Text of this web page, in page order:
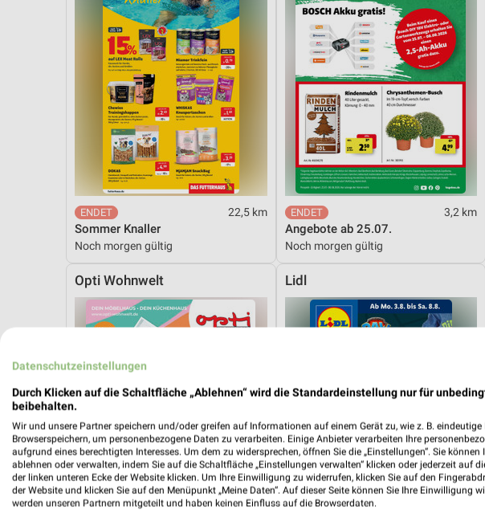
22,5 km
Sommer Knaller
Noch morgen gültig
3,2 km
Angebote ab 25.07.
Noch morgen gültig
Opti Wohnwelt Lidl
Datenschutzeinstellungen
Durch Klicken auf die Schaltfläche „Ablehnen“ wird die Standardeinstellung nur für
beibehalten.
Wir und unsere Partner speichern und/oder greifen auf Informationen auf einem Gerät zu, wie z. B. eindeutige
Browserspeichern, um personenbezogene Daten zu verarbeiten. Einige Anbieter verarbeiten Ihre
aufgrund eines berechtigten Interesses. Um dem zu widersprechen, öffnen Sie die „Einstellungen“. Sie
ablehnen oder verwalten, indem Sie auf die Schaltfläche „Einstellungen verwalten“ klicken oder jederzeit auf
der linken unteren Ecke der Website klicken. Um Ihre Einwilligung zu widerrufen, klicken Sie auf den
der Website und klicken Sie auf den Menüpunkt „Meine Daten“. Auf dieser Seite können Sie Ihre Einwilligung
werden unseren Partnern mitgeteilt und haben keinen Einfluss auf die Browserdaten.